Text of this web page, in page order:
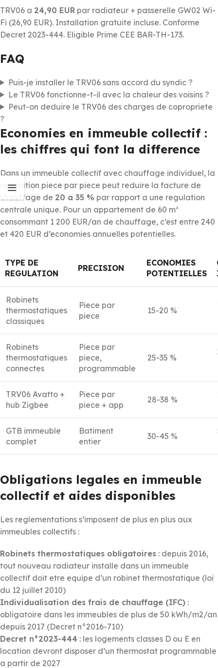
TRV06 a 24,90 EUR par radiateur + passerelle GW02 Wi-
Fi (26,90 EUR). Installation gratuite incluse. Conforme
Decret 2023-444. Eligible Prime CEE BAR-TH-173.
FAQ
Puis-je installer le TRV06 sans accord du syndic ?
Le TRV06 fonctionne-t-il avec la chaleur des voisins ?
Peut-on deduire le TRV06 des charges de copropriete
?
Economies en immeuble collectif :
les chiffres qui font la difference
Dans un immeuble collectif avec chauffage individuel, la
regulation piece par piece peut reduire la facture de
chauffage de 20 a 35 % par rapport a une regulation
centrale unique. Pour un appartement de 60 m²
consommant 1 200 EUR/an de chauffage, c’est entre 240
et 420 EUR d’economies annuelles potentielles.
TYPE DE
REGULATION
PRECISION
ECONOMIES
POTENTIELLES
Robinets
thermostatiques
classiques
Piece par
piece
15-20 %
Robinets
thermostatiques
connectes
Piece par
piece,
programmable
25-35 %
TRV06 Avatto +
hub Zigbee
Piece par
piece + app
28-38 %
GTB immeuble
complet
Batiment
entier
30-45 %
Obligations legales en immeuble
collectif et aides disponibles
Les reglementations s’imposent de plus en plus aux
immeubles collectifs :
Robinets thermostatiques obligatoires : depuis 2016,
tout nouveau radiateur installe dans un immeuble
collectif doit etre equipe d’un robinet thermostatique (loi
du 12 juillet 2010)
Individualisation des frais de chauffage (IFC) :
obligatoire dans les immeubles de plus de 50 kWh/m2/an
depuis 2017 (Decret n°2016-710)
Decret n°2023-444 : les logements classes D ou E en
location devront disposer d’un thermostat programmable
a partir de 2027